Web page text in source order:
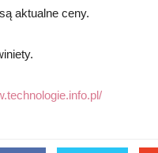
aktualne ceny.